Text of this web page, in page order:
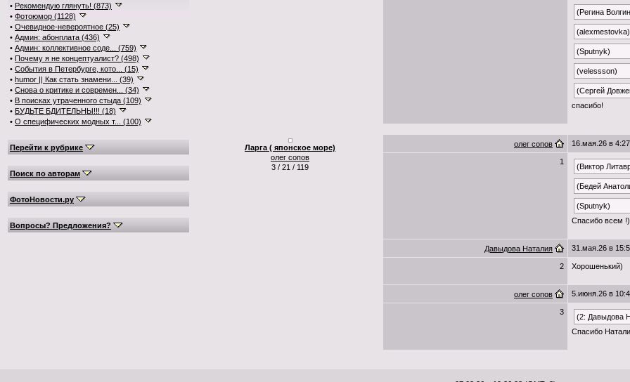
• Рекомендую глянуть! (873)
• Фотоюмор (1128)
• Очевидное-невероятное (25)
• Админ: абонплата (436)
• Админ: коллективное соде... (759)
• Почему я не концептуалист? (498)
• События в Петербурге, кото... (15)
• humor || Как стать знамени... (39)
• Снова о критике и современ... (34)
• В поисках утраченного стыда (109)
• БУДЬТЕ БДИТЕЛЬНЫ!!! (18)
• О специфических модных т... (100)
Перейти к рубрике
Поиск по авторам
ФотоНовости.ру
Вопросы? Предложения?
(Регина
(alexmestovka)
(Sputnyk)
(velessson)
(Сергей
спасибо!
Ларга ( японское море)
олег сопов
3 / 21 / 119
олег сопов 16.мая.26 в 4:27
1
(Виктор
(Бедей
(Sputnyk)
Спасибо всем !)
Давыдова Наталия 31.мая.26 в
2 Хорошенький)
олег сопов 5.июня.26 в
3
(2: Давыдова
Спасибо